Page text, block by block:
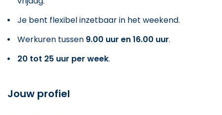
Je bent flexibel inzetbaar in het weekend.
Werkuren tussen 9.00 uur en 16.00 uur.
20 tot 25 uur per week.
Jouw profiel